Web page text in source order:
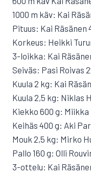
1000 m käv: Kai
Pituus: Kai Räsänen
Korkeus: Heikki
3-loikka: Kai
Seiväs: Pasi Roivas
Kuula 2 kg: Kai
Kuula 2,5 kg: Niklas
Kiekko 600 g: Miikka
Keihäs 400 g: Aki
Mouk 2,5 kg: Mirko
Pallo 160 g: Olli
3-ottelu: Kai